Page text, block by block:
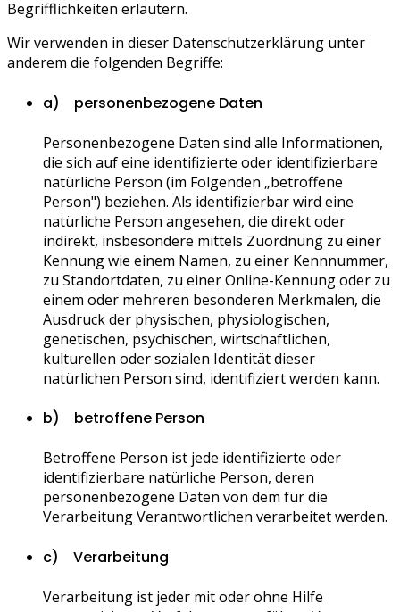
Begrifflichkeiten erläutern.
Wir verwenden in dieser Datenschutzerklärung unter
anderem die folgenden Begriffe:
a) personenbezogene Daten
Personenbezogene Daten sind alle Informationen,
die sich auf eine identifizierte oder identifizierbare
natürliche Person (im Folgenden „betroffene
Person") beziehen. Als identifizierbar wird eine
natürliche Person angesehen, die direkt oder
indirekt, insbesondere mittels Zuordnung zu einer
Kennung wie einem Namen, zu einer Kennnummer,
zu Standortdaten, zu einer Online-Kennung oder zu
einem oder mehreren besonderen Merkmalen, die
Ausdruck der physischen, physiologischen,
genetischen, psychischen, wirtschaftlichen,
kulturellen oder sozialen Identität dieser
natürlichen Person sind, identifiziert werden kann.
b) betroffene Person
Betroffene Person ist jede identifizierte oder
identifizierbare natürliche Person, deren
personenbezogene Daten von dem für die
Verarbeitung Verantwortlichen verarbeitet werden.
c) Verarbeitung
Verarbeitung ist jeder mit oder ohne Hilfe